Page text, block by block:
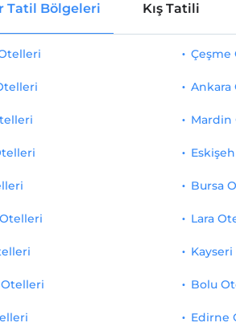
Tatil Bölgeleri Kış Tatili
Çeşme
Ankara
Mardin
Bursa
Otelleri
Lara
Bolu
Edirne